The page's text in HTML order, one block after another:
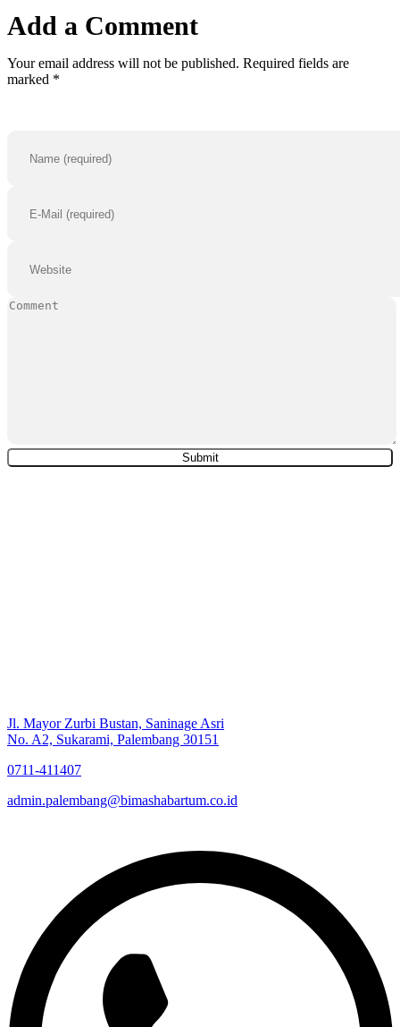
Add a Comment
Your email address will not be published. Required fields are
marked *
Jl. Mayor Zurbi Bustan, Saninage Asri
No. A2, Sukarami, Palembang 30151
0711-411407
admin.palembang@bimashabartum.co.id